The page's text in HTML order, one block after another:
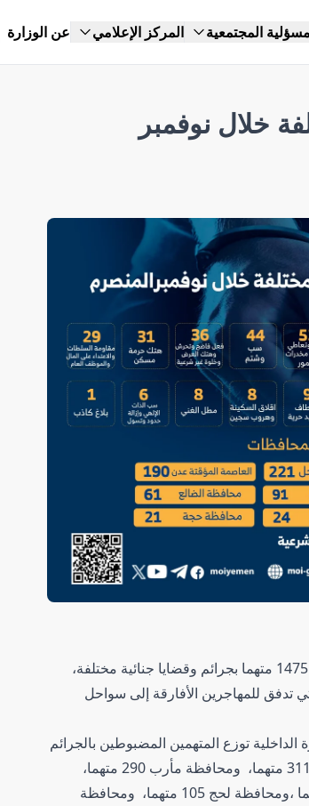
المجتمعية المركز الإعلامي عن الوزارة
خلال نوفمبر
ضبطت أجهزة الشرطة في المحافظات المحررة خلال شهر نوفمبر الفائت 1475 متهما بجرائم وقضايا جنائية مختلفة،
في عمليتي تدفق للمهاجرين الأفارقة إلى سواحل
الداخلية توزع المتهمين المضبوطين بالجرائم
الجنائية خلال الفترة نفسها بين المحافظات على النحو التالي: محافظة تعز 311 متهما، ومحافظة مأرب 290 متهما،
ومحافظة حضرموت الساحل 221 متهما، والعاصمة المؤقتة عدن 190 متهما ،ومحافظة لحج 105 متهما، ومحافظة